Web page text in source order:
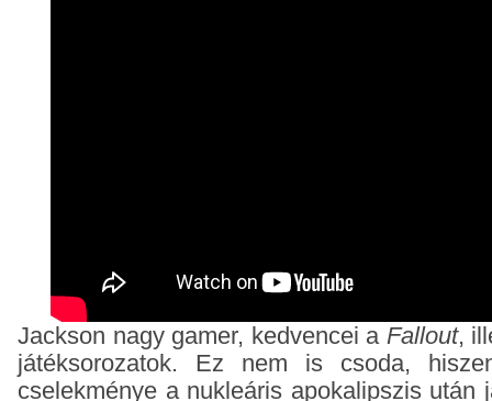
Jackson nagy gamer, kedvencei a Fallout,
játéksorozatok. Ez nem is csoda,
cselekménye a nukleáris apokalipszis után